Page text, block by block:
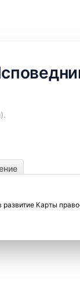
развитие Карты